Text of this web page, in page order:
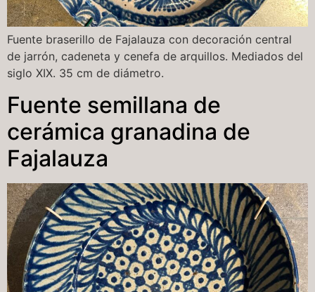
Fuente braserillo de Fajalauza con decoración central
de jarrón, cadeneta y cenefa de arquillos. Mediados del
siglo XIX. 35 cm de diámetro.
Fuente semillana de
cerámica granadina de
Fajalauza